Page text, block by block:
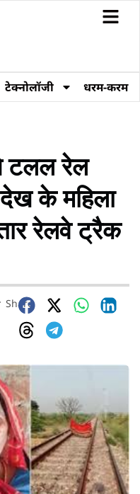
टेक्नोलॉजी धरम-करम
टलल रेल
के महिला
रेलवे ट्रैक
Share